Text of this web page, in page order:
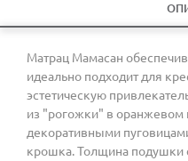
Матрац Мамасан
идеально подходит для
эстетическую
из "рогожки" в оранжевом
декоративными
крошка. Толщина подушки